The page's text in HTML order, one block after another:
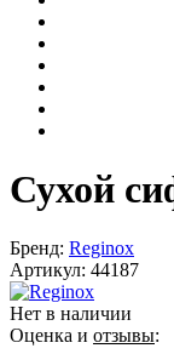
Сухой
Бренд: Reginox
Артикул: 44187
Нет в наличии
Оценка и отзывы: